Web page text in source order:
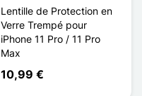
Lentille de Protection en
Verre Trempé pour
iPhone 11 Pro / 11 Pro
Max
10,99 €